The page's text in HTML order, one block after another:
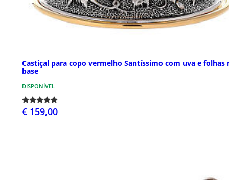
Castiçal para copo vermelho Santíssimo com uva e folhas
base
DISPONÍVEL
€ 159,00